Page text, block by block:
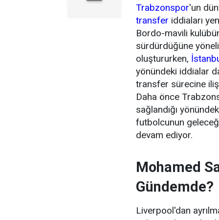
Trabzonspor'un
transfer iddiaları
Bordo-mavili
sürdürdüğüne
oluştururken,
yönündeki iddialar
transfer sürecine
Daha önce
sağlandığı
futbolcunun
devam ediyor.
Mohamed
Gündemde?
Liverpool'dan